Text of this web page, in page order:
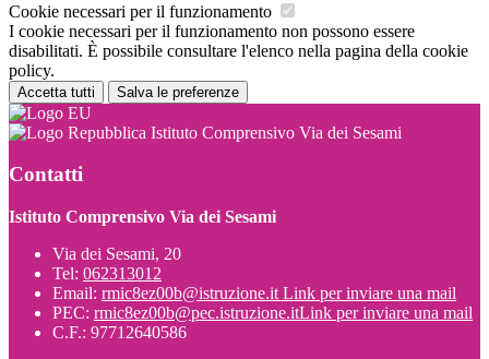
Cookie necessari per il funzionamento
I cookie necessari per il funzionamento non possono essere
disabilitati. È possibile consultare l'elenco nella pagina della cookie
policy.
Accetta tutti Salva le preferenze
Istituto Comprensivo Via dei Sesami
Contatti
Istituto Comprensivo Via dei Sesami
Via dei Sesami, 20
Tel: 062313012
Email: rmic8ez00b@istruzione.it Link per inviare una mail
PEC: rmic8ez00b@pec.istruzione.itLink per inviare una mail
C.F.: 97712640586